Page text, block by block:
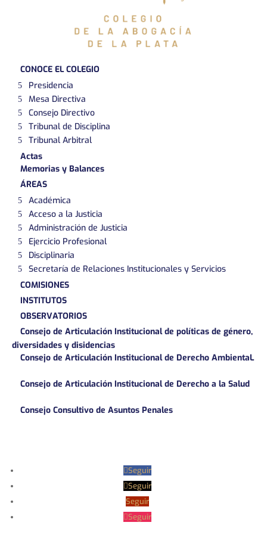
CONOCE EL COLEGIO
Presidencia
Mesa Directiva
Consejo Directivo
Tribunal de Disciplina
Tribunal Arbitral
Actas
Memorias y Balances
ÁREAS
Académica
Acceso a la Justicia
Administración de Justicia
Ejercicio Profesional
Disciplinaria
Secretaría de Relaciones Institucionales y Servicios
COMISIONES
INSTITUTOS
OBSERVATORIOS
Consejo de Articulación Institucional de políticas de género,
diversidades y disidencias
Consejo de Articulación Institucional de Derecho AmbientaL
Consejo de Articulación Institucional de Derecho a la Salud
Consejo Consultivo de Asuntos Penales
Seguir
Seguir
Seguir
Seguir